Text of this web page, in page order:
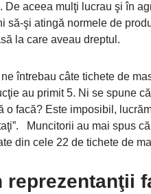
De aceea mulţi lucrau şi în
să-şi atingă normele de
la care aveau dreptul.
întrebau câte tichete de
au primit 5. Ni se spune
o facă? Este imposibil,
Muncitorii au mai spus
din cele 22 de tichete de
reprezentanţii